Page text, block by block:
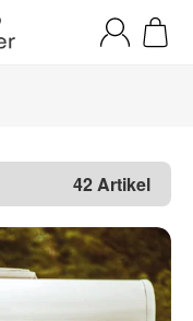
42 Artikel